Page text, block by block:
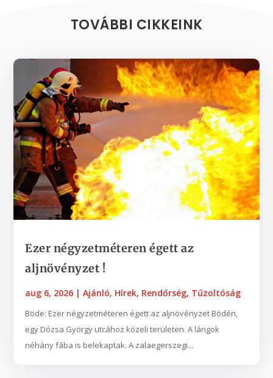
TOVÁBBI CIKKEINK
Ezer négyzetméteren égett az
aljnövényzet !
aug 6, 2026 |Ajánló, Hírek, Rendőrség, Tűzoltóság
Böde: Ezer négyzetméteren égett az aljnövényzet Bödén,
egy Dózsa György utcához közeli területen. A lángok
néhány fába is belekaptak. A zalaegerszegi...